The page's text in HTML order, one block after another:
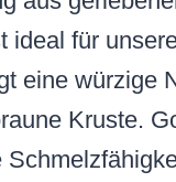
ideal für
eine würzige
Kruste.